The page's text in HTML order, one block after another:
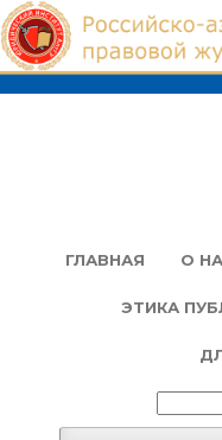
ГЛАВНАЯ О
ЭТИКА